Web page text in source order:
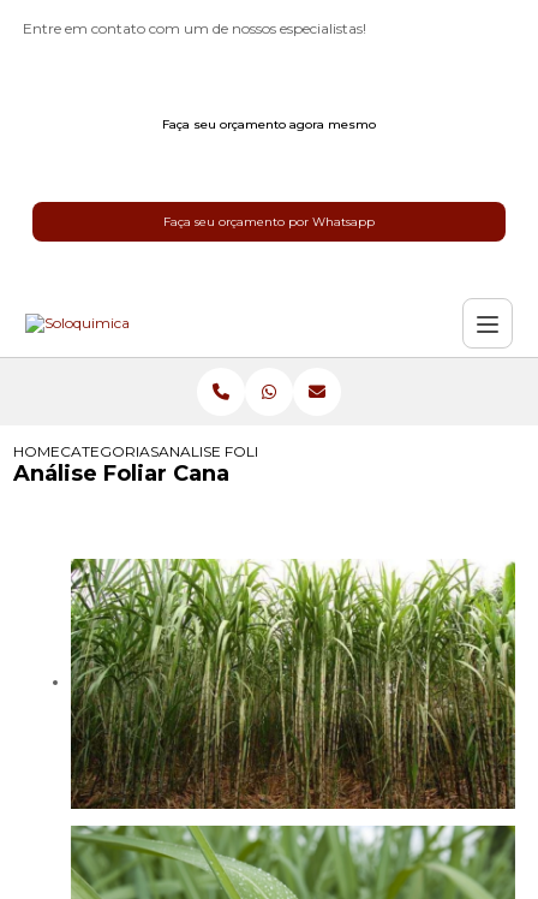
Entre em contato com um de nossos especialistas!
Faça seu orçamento agora mesmo
Faça seu orçamento por Whatsapp
HOMECATEGORIASANALISE FOLIAR CANA
Análise Foliar Cana